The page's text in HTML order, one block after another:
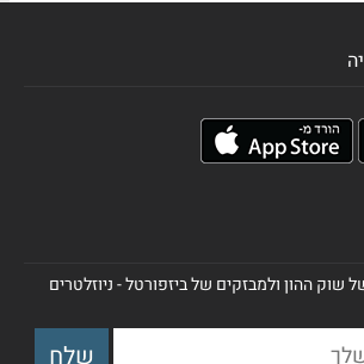
שוק ההון ולמבזקים של ביזפורטל - ניוזלטרים